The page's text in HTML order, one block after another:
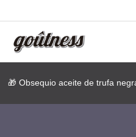
al
contenido
🎁 Obsequio aceite de trufa